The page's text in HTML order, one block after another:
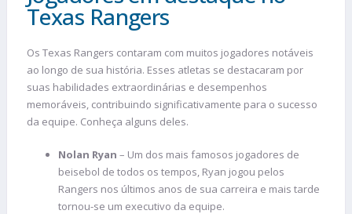
Texas Rangers
Os Texas Rangers contaram com muitos jogadores notáveis
ao longo de sua história. Esses atletas se destacaram por
suas habilidades extraordinárias e desempenhos
memoráveis, contribuindo significativamente para o sucesso
da equipe. Conheça alguns deles.
Nolan Ryan – Um dos mais famosos jogadores de
beisebol de todos os tempos, Ryan jogou pelos
Rangers nos últimos anos de sua carreira e mais tarde
tornou-se um executivo da equipe.